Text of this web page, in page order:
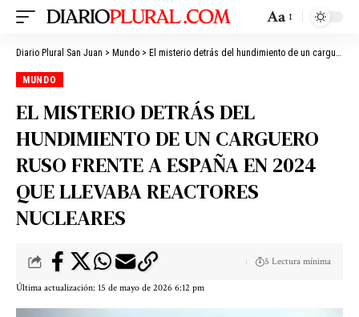
Aa
Diario Plural San Juan > Mundo > El misterio detrás del hundimiento de un carguero ruso frente a España en 2024 que llevaba reactores nucleares
MUNDO
EL MISTERIO DETRÁS DEL
HUNDIMIENTO DE UN CARGUERO
RUSO FRENTE A ESPAÑA EN 2024
QUE LLEVABA REACTORES
NUCLEARES
Última actualización: 15 de mayo de 2026 6:12 pm
5 Lectura mínima